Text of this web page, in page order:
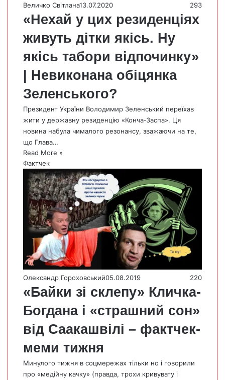
Величко Світлана13.07.2020 293
«Нехай у цих резиденціях
живуть дітки якісь. Ну
якісь табори відпочинку»
| Невиконана обіцянка
Зеленського?
Президент України Володимир Зеленський переїхав
жити у державну резиденцію «Конча-Заспа». Ця
новина набула чималого резонансу, зважаючи на те,
що Глава…
Read More »
Фактчек
Олександр Гороховський05.08.2019 220
«Байки зі склепу» Кличка-
Богдана і «страшний сон»
від Саакашвілі – фактчек-
меми тижня
Минулого тижня в соцмережах тільки но і говорили
про «медійну качку» (правда, трохи кривувату і